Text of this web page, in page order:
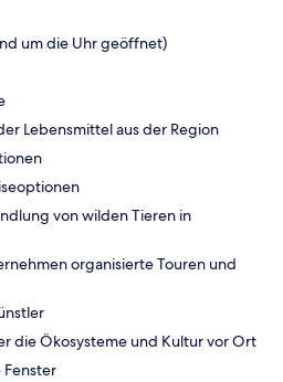
um die Uhr geöffnet)
Lebensmittel aus der Region
von wilden Tieren in
organisierte Touren und
die Ökosysteme und Kultur vor Ort